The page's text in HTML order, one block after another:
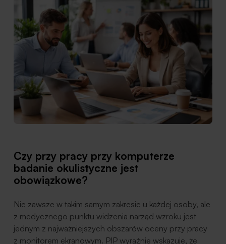
Czy przy pracy przy komputerze
badanie okulistyczne jest
obowiązkowe?
Nie zawsze w takim samym zakresie u każdej osoby, ale
z medycznego punktu widzenia narząd wzroku jest
jednym z najważniejszych obszarów oceny przy pracy
z monitorem ekranowym. PIP wyraźnie wskazuje, że